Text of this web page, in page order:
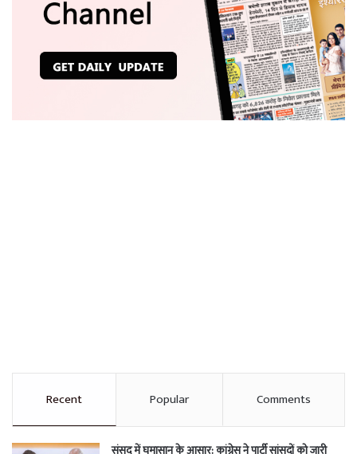
Recent Popular Comments
संसद में घमासान के आसार: कांग्रेस ने पार्टी सांसदों को जारी